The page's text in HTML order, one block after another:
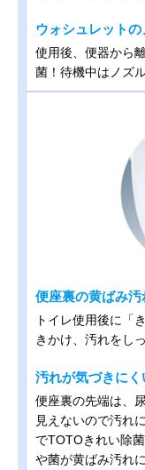
ウォシュレット
使用後、便器から
菌！待機中はノズ
便座裏の黄ばみ
トイレ使用後に「
きかけ、汚れをし
汚れが気づきに
便座裏の先端は、
見えないので汚れ
でTOTOきれい除
や菌が黄ばみ汚れ